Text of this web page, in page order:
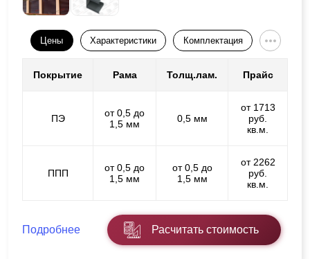
Цены Характеристики Комплектация
Покрытие Рама Толщ.лам. Прайс
ПЭ
от 0,5 до
1,5 мм
0,5 мм
от 1713
руб.
кв.м.
ППП
от 0,5 до
1,5 мм
от 0,5 до
1,5 мм
от 2262
руб.
кв.м.
Подробнее Расчитать стоимость